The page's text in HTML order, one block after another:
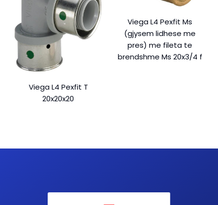
Viega L4 Pexfit T
20x20x20
Viega L4 Pexfit Ms
(gjysem lidhese me
pres) me fileta te
brendshme Ms 20x3/4 f